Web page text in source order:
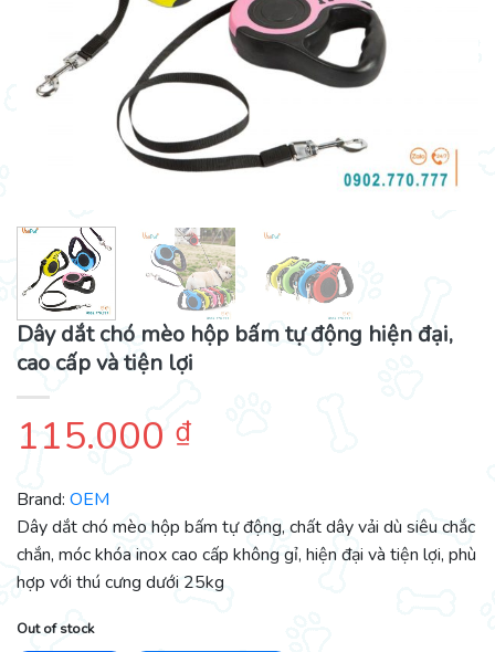
Dây dắt chó mèo hộp bấm tự động hiện đại,
cao cấp và tiện lợi
115.000 ₫
Brand: OEM
Dây dắt chó mèo hộp bấm tự động, chất dây vải dù siêu chắc
chắn, móc khóa inox cao cấp không gỉ, hiện đại và tiện lợi, phù
hợp với thú cưng dưới 25kg
Out of stock